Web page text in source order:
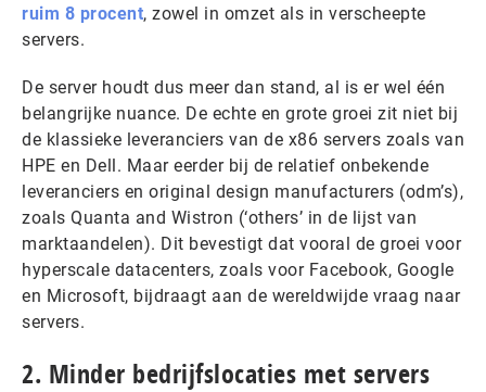
ruim 8 procent, zowel in omzet als in verscheepte
servers.
De server houdt dus meer dan stand, al is er wel één
belangrijke nuance. De echte en grote groei zit niet bij
de klassieke leveranciers van de x86 servers zoals van
HPE en Dell. Maar eerder bij de relatief onbekende
leveranciers en original design manufacturers (odm’s),
zoals Quanta and Wistron (‘others’ in de lijst van
marktaandelen). Dit bevestigt dat vooral de groei voor
hyperscale datacenters, zoals voor Facebook, Google
en Microsoft, bijdraagt aan de wereldwijde vraag naar
servers.
2. Minder bedrijfslocaties met servers